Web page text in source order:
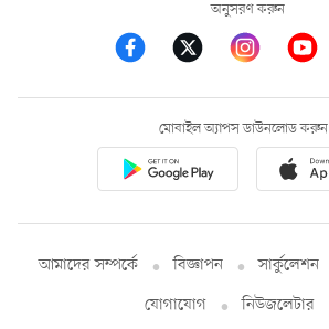
অনুসরণ করুন
মোবাইল অ্যাপস ডাউনলোড করুন
আমাদের সম্পর্কে বিজ্ঞাপন সার্কুলেশন
যোগাযোগ
নিউজলেটার